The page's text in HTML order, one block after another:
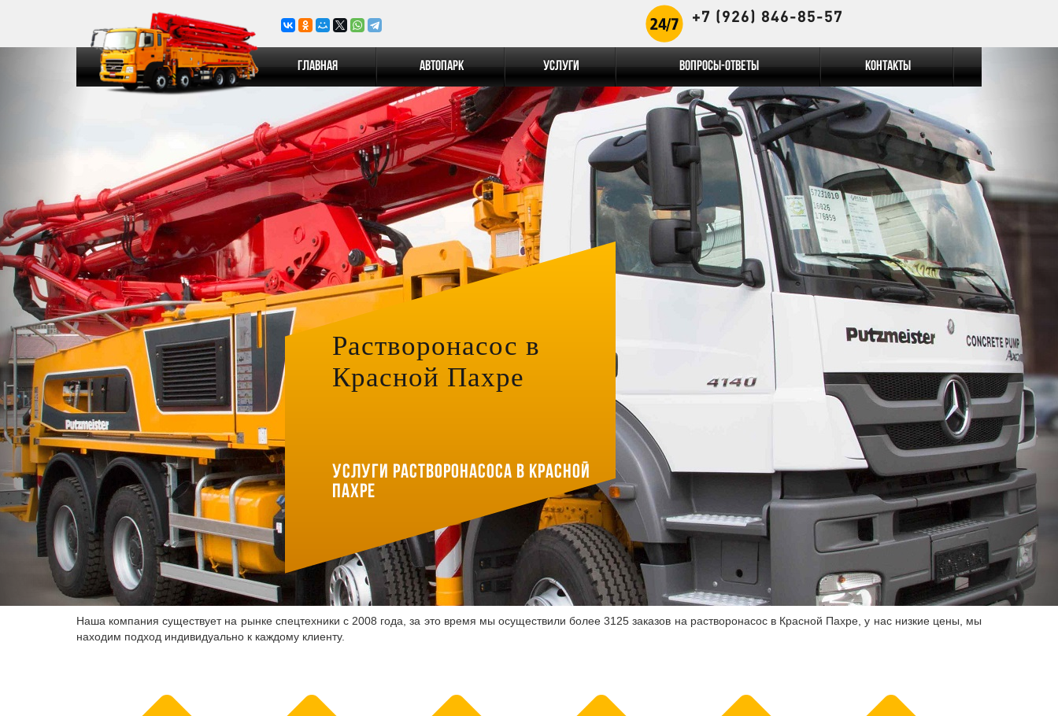
Растворонасос в
Красной Пахре
Услуги растворонасоса в Красной
Пахре
+7 (926) 846-85-57
Главная Автопарк Услуги Вопросы-Ответы Контакты
Наша компания существует на рынке спецтехники с 2008 года, за это время мы осуществили более 3125 заказов на растворонасос в Красной Пахре, у нас низкие цены, мы
находим подход индивидуально к каждому клиенту.